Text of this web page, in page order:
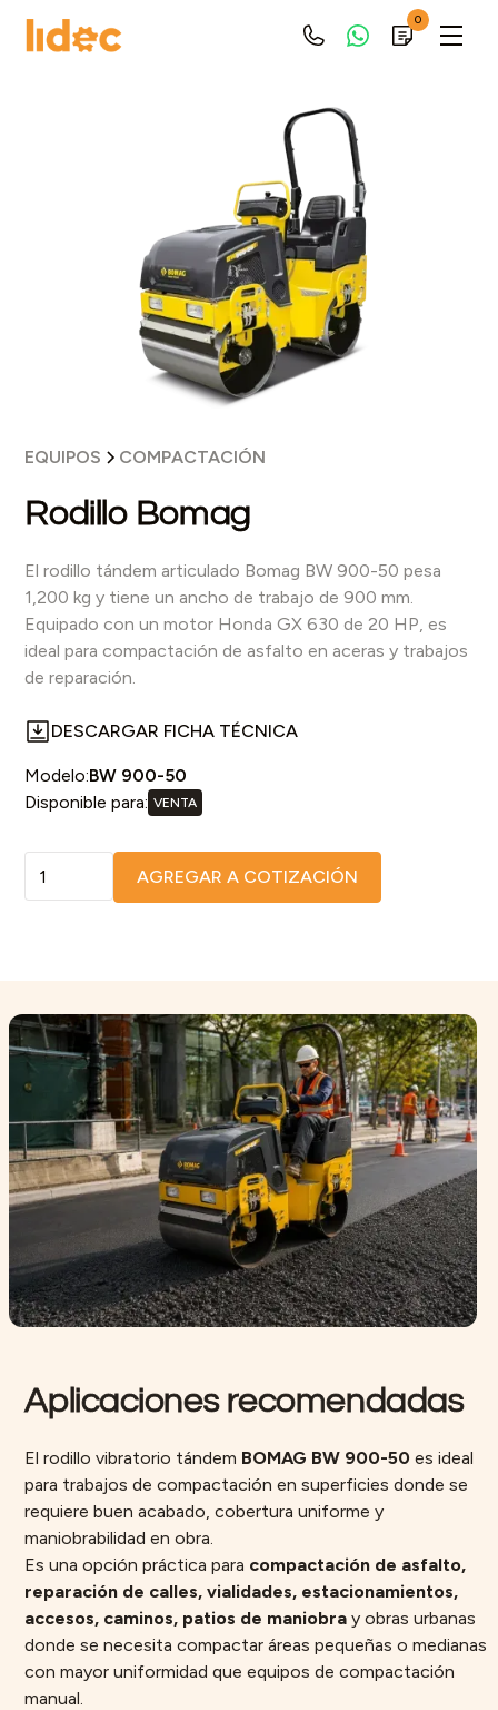
0
EQUIPOS COMPACTACIÓN
Rodillo Bomag
El rodillo tándem articulado Bomag BW 900-50 pesa
1,200 kg y tiene un ancho de trabajo de 900 mm.
Equipado con un motor Honda GX 630 de 20 HP, es
ideal para compactación de asfalto en aceras y trabajos
de reparación.
DESCARGAR FICHA TÉCNICA
Modelo:BW 900-50
Disponible para: VENTA
AGREGAR A COTIZACIÓN
Aplicaciones recomendadas
El rodillo vibratorio tándem BOMAG BW 900-50es ideal
para trabajos de compactación en superficies donde se
requiere buen acabado, cobertura uniforme y
maniobrabilidad en obra.
Es una opción práctica para compactación de asfalto,
reparación de calles, vialidades, estacionamientos,
accesos, caminos, patios de maniobra y obras urbanas
donde se necesita compactar áreas pequeñas o medianas
con mayor uniformidad que equipos de compactación
manual.